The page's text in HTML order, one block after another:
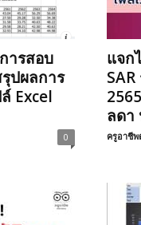
ารสอบ
ปผลการ
Excel
0
แจก
ลดา
ครูอาชี